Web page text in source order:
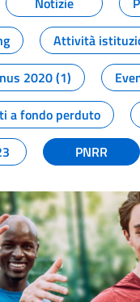
Attività
2020 (1)
a fondo perduto
PNRR